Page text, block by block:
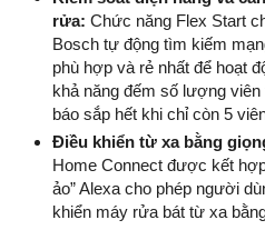
rửa: Chức năng Flex Start
Bosch tự động tìm kiếm
phù hợp và rẻ nhất để hoạt
khả năng đếm số lượng
báo sắp hết khi chỉ còn 5
Điều khiển từ xa bằng
Home Connect được kết
ảo” Alexa cho phép người
khiển máy rửa bát từ xa